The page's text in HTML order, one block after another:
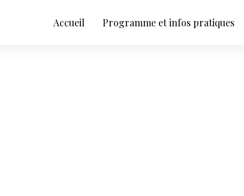
Accueil Programme et infos pratiques